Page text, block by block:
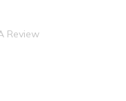
Review